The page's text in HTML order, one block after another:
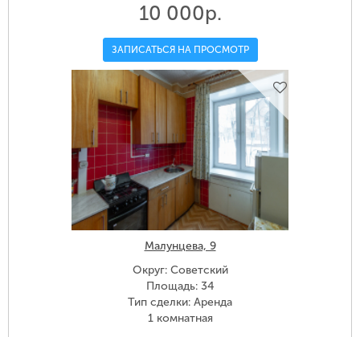
10 000р.
ЗАПИСАТЬСЯ НА ПРОСМОТР
Малунцева, 9
Округ: Советский
Площадь: 34
Тип сделки: Аренда
1 комнатная